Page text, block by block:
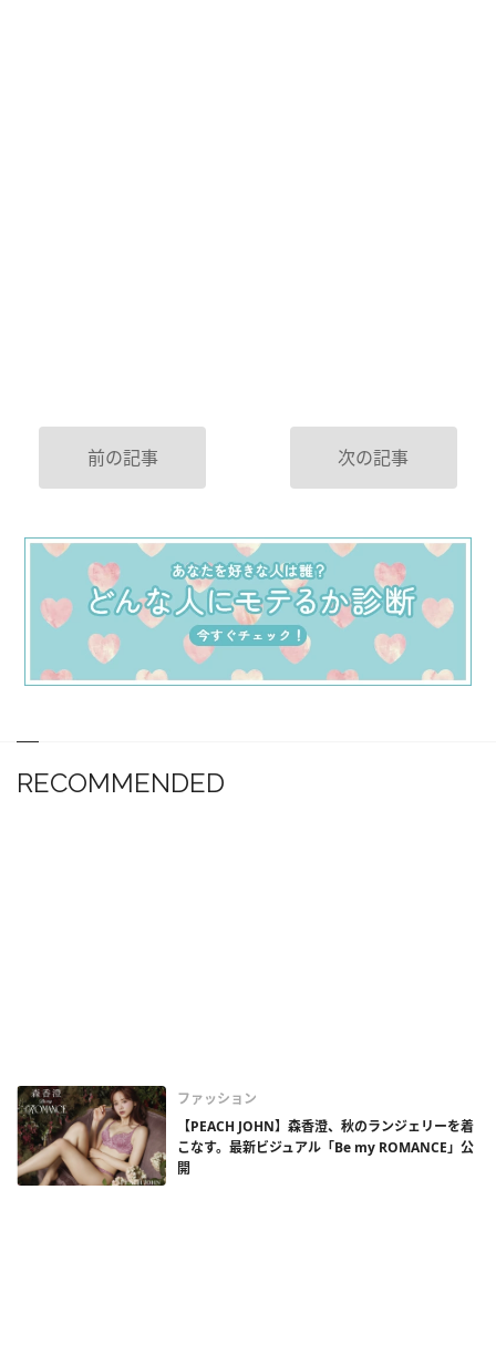
前の記事 次の記事
RECOMMENDED
ファッション
【PEACH JOHN】森香澄、秋のランジェリーを着
こなす。最新ビジュアル「Be my ROMANCE」公
開